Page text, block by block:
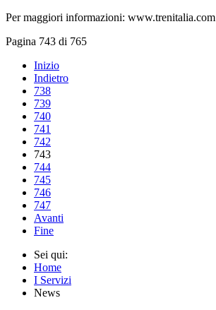
Per maggiori informazioni: www.trenitalia.com
Pagina 743 di 765
Inizio
Indietro
738
739
740
741
742
743
744
745
746
747
Avanti
Fine
Sei qui:
Home
I Servizi
News